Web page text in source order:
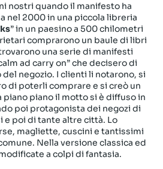
nostri quando il manifesto ha
nel 2000 in una piccola libreria
” in un paesino a 500 chilometri
comprarono un baule di libri
una serie di manifesti
ad carry on” che decisero di
negozio. I clienti li notarono, si
di poterli comprare e si creò un
piano piano il motto si è diffuso in
poi protagonista dei negozi di
e poi di tante altre città. Lo
magliette, cuscini e tantissimi
Nella versione classica ed
a colpi di fantasia.